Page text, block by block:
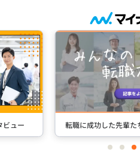
ビュー 転職に成功した先輩た
itemitem